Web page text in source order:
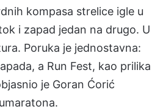
kompasa strelice igle u
i zapad jedan na drugo. U
Poruka je jednostavna:
a Run Fest, kao prilika
je Goran Ćorić